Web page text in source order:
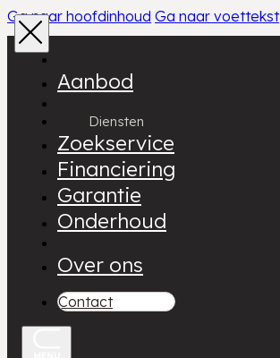
Ga naar hoofdinhoud Ga naar voettekst
Aanbod
Diensten
Zoekservice
Financiering
Garantie
Onderhoud
Over ons
Contact